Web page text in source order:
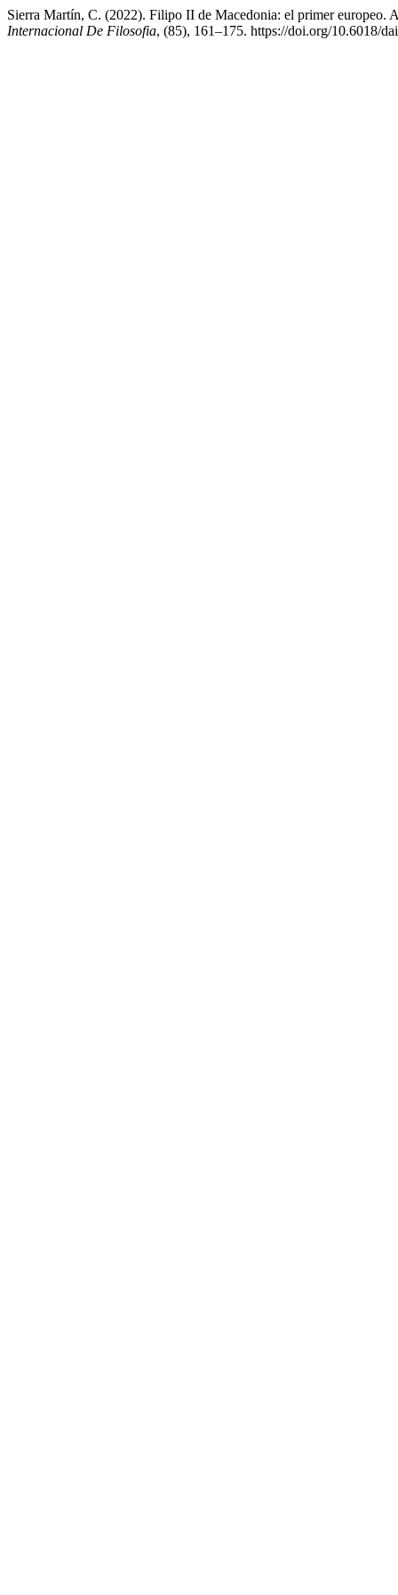
Sierra Martín, C. (2022). Filipo II de Macedonia: el primer europeo.
Internacional De Filosofia, (85), 161–175. https://doi.org/10.6018/